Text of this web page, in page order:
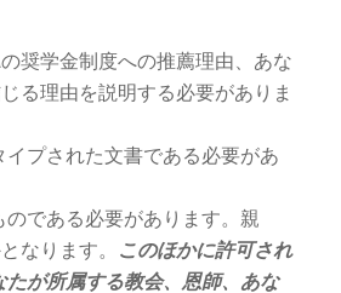
奨学金制度への推薦理由、あな
る理由を説明する必要がありま
プされた文書である必要があ
である必要があります。親
なります。
このほかに許可され
が所属する教会、恩師、あな